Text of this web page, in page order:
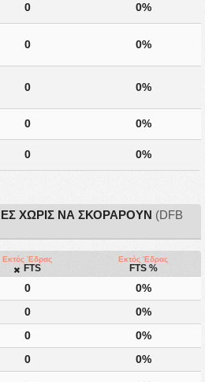
0 0%
0 0%
0 0%
0 0%
0 0%
ΧΩΡΊΣ ΝΑ ΣΚΟΡΆΡΟΥΝ (DFB
Εκτός Έδρας
FTS
Εκτός Έδρας
FTS %
0 0%
0 0%
0 0%
0 0%